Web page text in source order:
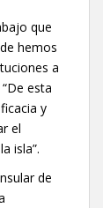
que
hemos
a
esta
y
el
isla”.
de